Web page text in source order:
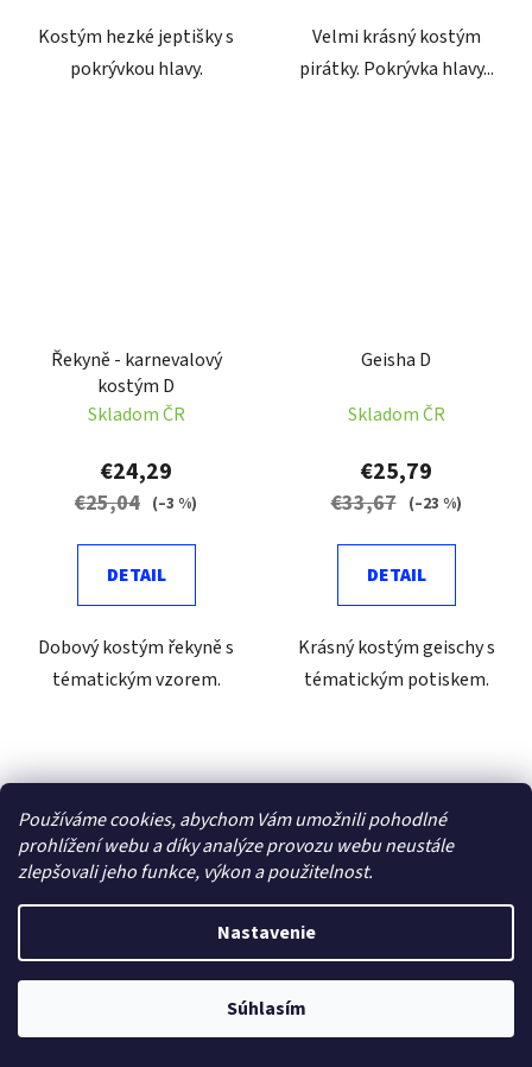
Používáme cookies, abychom Vám umožnili pohodlné
prohlížení webu a díky analýze provozu webu neustále
zlepšovali jeho funkce, výkon a použitelnost.
Nastavenie
Súhlasím
Kostým hezké jeptišky s
pokrývkou hlavy.
Velmi krásný kostým
pirátky. Pokrývka hlavy...
Řekyně - karnevalový
kostým D
Skladom ČR
€24,29
€25,04 (–3 %)
DETAIL
Dobový kostým řekyně s
tématickým vzorem.
Geisha D
Skladom ČR
€25,79
€33,67 (–23 %)
DETAIL
Krásný kostým geischy s
tématickým potiskem.